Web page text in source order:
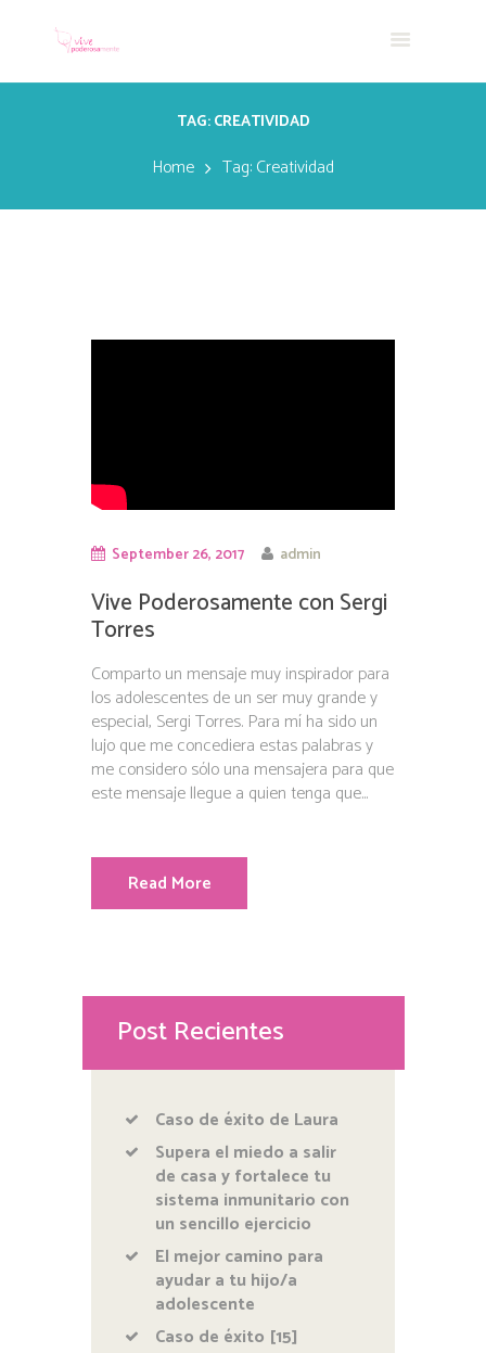
TAG: CREATIVIDAD
Home Tag: Creatividad
September 26, 2017 admin
Vive Poderosamente con Sergi
Torres
Comparto un mensaje muy inspirador para
los adolescentes de un ser muy grande y
especial, Sergi Torres. Para mí ha sido un
lujo que me concediera estas palabras y
me considero sólo una mensajera para que
este mensaje llegue a quien tenga que...
Read More
Post Recientes
Caso de éxito de Laura
Supera el miedo a salir
de casa y fortalece tu
sistema inmunitario con
un sencillo ejercicio
El mejor camino para
ayudar a tu hijo/a
adolescente
Caso de éxito [15]